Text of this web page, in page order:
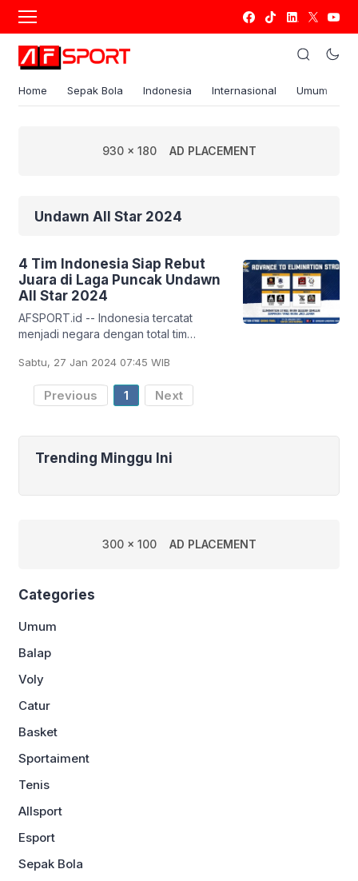
Home Sepak Bola Indonesia Internasional Umum
930 x 180 AD PLACEMENT
Undawn All Star 2024
4 Tim Indonesia Siap Rebut
Juara di Laga Puncak Undawn
All Star 2024
AFSPORT.id -- Indonesia tercatat
menjadi negara dengan total tim
Undawn All Star 2024 yang akan
digelar akhir pekan ini. Ada
Sabtu, 27 Jan 2024 07:45 WIB
Previous 1 Next
Trending Minggu Ini
300 x 100 AD PLACEMENT
Categories
Umum
Balap
Voly
Catur
Basket
Sportaiment
Tenis
Allsport
Esport
Sepak Bola